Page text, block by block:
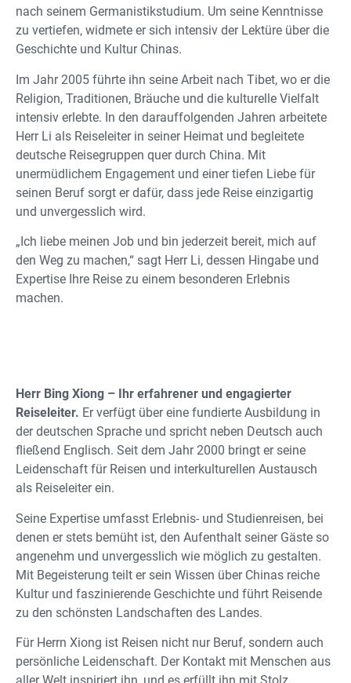
nach seinem Germanistikstudium. Um seine Kenntnisse
zu vertiefen, widmete er sich intensiv der Lektüre über die
Geschichte und Kultur Chinas.
Im Jahr 2005 führte ihn seine Arbeit nach Tibet, wo er die
Religion, Traditionen, Bräuche und die kulturelle Vielfalt
intensiv erlebte. In den darauffolgenden Jahren arbeitete
Herr Li als Reiseleiter in seiner Heimat und begleitete
deutsche Reisegruppen quer durch China. Mit
unermüdlichem Engagement und einer tiefen Liebe für
seinen Beruf sorgt er dafür, dass jede Reise einzigartig
und unvergesslich wird.
„Ich liebe meinen Job und bin jederzeit bereit, mich auf
den Weg zu machen,“ sagt Herr Li, dessen Hingabe und
Expertise Ihre Reise zu einem besonderen Erlebnis
machen.
Herr Bing Xiong – Ihr erfahrener und engagierter
Reiseleiter. Er verfügt über eine fundierte Ausbildung in
der deutschen Sprache und spricht neben Deutsch auch
fließend Englisch. Seit dem Jahr 2000 bringt er seine
Leidenschaft für Reisen und interkulturellen Austausch
als Reiseleiter ein.
Seine Expertise umfasst Erlebnis- und Studienreisen, bei
denen er stets bemüht ist, den Aufenthalt seiner Gäste so
angenehm und unvergesslich wie möglich zu gestalten.
Mit Begeisterung teilt er sein Wissen über Chinas reiche
Kultur und faszinierende Geschichte und führt Reisende
zu den schönsten Landschaften des Landes.
Für Herrn Xiong ist Reisen nicht nur Beruf, sondern auch
persönliche Leidenschaft. Der Kontakt mit Menschen aus